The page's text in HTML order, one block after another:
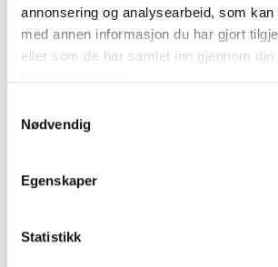
annonsering og analysearbeid, som
med annen informasjon du har gjort
eller som de har samlet inn gjennom din
Nødvendig
Egenskaper
Statistikk